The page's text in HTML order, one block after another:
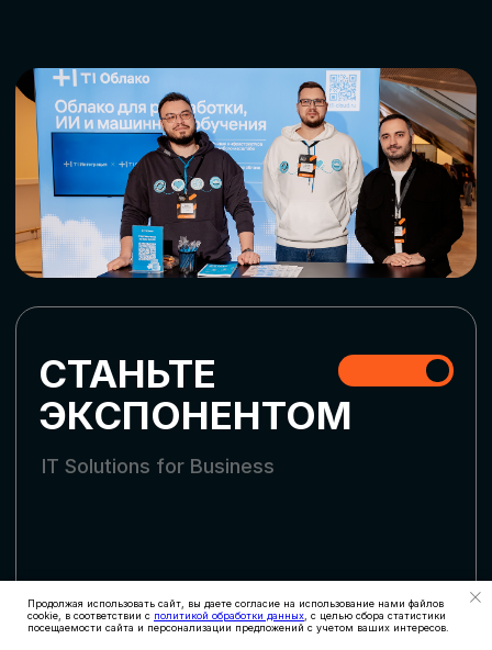
Продолжая использовать сайт, вы даете согласие на использование нами файлов
cookie, в соответствии с политикой обработки данных , с целью сбора статистики
посещаемости сайта и персонализации предложений с учетом ваших интересов.
АККРЕДИТАЦИЯ
СМИ
СКАЧАТЬ ПРОГРАММУ
СТАТЬ СПИКЕРОМ
СТАТЬ УЧАСТНИКОМ